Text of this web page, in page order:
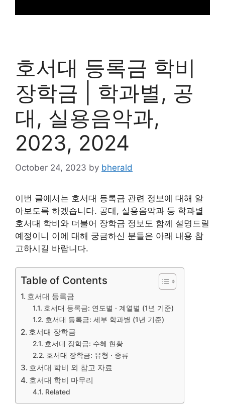
호서대 등록금 학비
장학금 | 학과별, 공
대, 실용음악과,
2023, 2024
October 24, 2023 by bherald
이번 글에서는 호서대 등록금 관련 정보에 대해 알
아보도록 하겠습니다. 공대, 실용음악과 등 학과별
호서대 학비와 더불어 장학금 정보도 함께 설명드릴
예정이니 이에 대해 궁금하신 분들은 아래 내용 참
고하시길 바랍니다.
Table of Contents
호서대 등록금
호서대 등록금: 연도별 · 계열별 (1년 기준)
호서대 등록금: 세부 학과별 (1년 기준)
호서대 장학금
호서대 장학금: 수혜 현황
호서대 장학금: 유형 · 종류
호서대 학비 외 참고 자료
호서대 학비 마무리
Related